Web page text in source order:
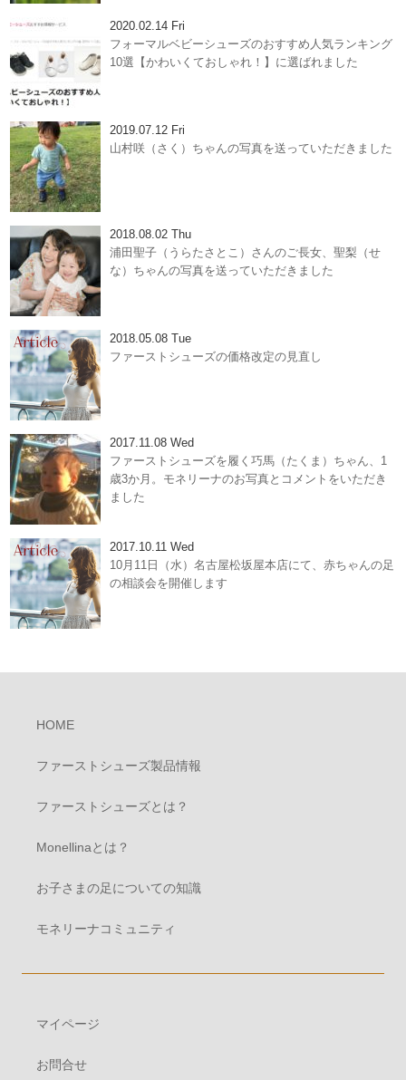
2020.02.14 Fri
フォーマルベビーシューズのおすすめ人気ランキング
10選【かわいくておしゃれ！】に選ばれました
2019.07.12 Fri
山村咲（さく）ちゃんの写真を送っていただきました
2018.08.02 Thu
浦田聖子（うらたさとこ）さんのご長女、聖梨（せ
な）ちゃんの写真を送っていただきました
2018.05.08 Tue
ファーストシューズの価格改定の見直し
2017.11.08 Wed
ファーストシューズを履く巧馬（たくま）ちゃん、1
歳3か月。モネリーナのお写真とコメントをいただき
ました
2017.10.11 Wed
10月11日（水）名古屋松坂屋本店にて、赤ちゃんの足
の相談会を開催します
HOME
ファーストシューズ製品情報
ファーストシューズとは？
Monellinaとは？
お子さまの足についての知識
モネリーナコミュニティ
マイページ
お問合せ